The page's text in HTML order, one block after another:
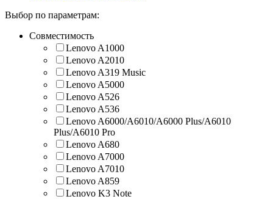
Выбор по параметрам:
Совместимость
Lenovo A1000
Lenovo A2010
Lenovo A319 Music
Lenovo A5000
Lenovo A526
Lenovo A536
Lenovo A6000/A6010/A6000 Plus/A6010
Plus/A6010 Pro
Lenovo A680
Lenovo A7000
Lenovo A7010
Lenovo A859
Lenovo K3 Note